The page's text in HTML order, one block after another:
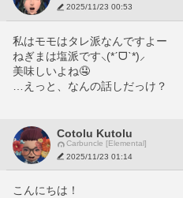
2025/11/23 00:53
私はモモはタレ派なんですよー
ねぎまは塩派です⸜(*ˊᗜˋ*)⸝
美味しいよね🤤
…えっと、なんの話しだっけ？
Cotolu Kutolu
Carbuncle [Elemental]
2025/11/23 01:14
こんにちは！